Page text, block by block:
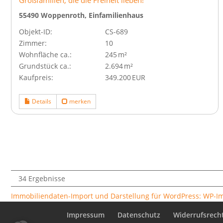
55490 Woppenroth, Einfamilienhaus
Objekt-ID:
CS-689
Zimmer:
10
Wohnfläche ca.:
245 m²
Grund­stück ca.:
2.694 m²
Kaufpreis:
349.200 EUR
Details merken
34 Ergebnisse
Immobiliendaten-Import und Darstellung für WordPress: WP-
Impressum
Datenschutz